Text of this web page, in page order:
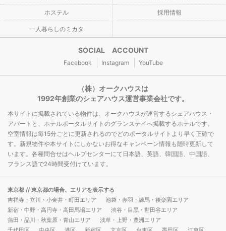
ホステル 採用情報
一人暮らしのミカタ
SOCIAL ACCOUNT
Facebook Instagram YouTube
（株）オークハウスは
1992年創業のシェアハウス運営事業会社です。
本サイトに掲載されている物件は、オークハウスが運営するシェアハウス・
アパートと、ホテルポータルサイトのグランステイへ掲載するホテルです。
空室情報は毎15分ごとに更新されるのでどのポータルサイトより早く正確で
す。新規物件や本サイトにしかないお得なキャンペーン情報も随時更新して
います。各種問合せはヘルプセンターにて日本語、英語、韓国語、中国語、
フランス語で24時間受付けています。
東京都 // 東京都の場合、エリアを表示する
吉祥寺・立川・小金井・町田エリア
池袋・赤羽・練馬・後楽園エリア
新宿・中野・高円寺・高田馬場エリア
渋谷・目黒・世田谷エリア
蒲田・品川・秋葉原・青山エリア
浅草・上野・豊洲エリア